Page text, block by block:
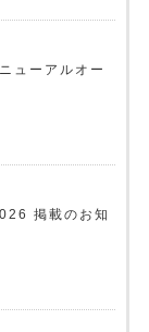
ューアルオー
掲載のお知